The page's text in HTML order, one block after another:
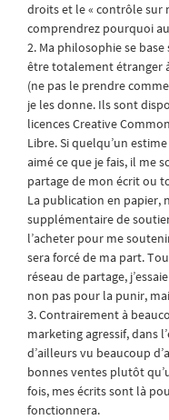
droits et le « contrôle sur
comprendrez pourquoi
2. Ma philosophie se
être totalement étranger
(ne pas le prendre
je les donne. Ils sont
licences Creative
Libre. Si quelqu’un
aimé ce que je fais, il me
partage de mon écrit ou
La publication en papier,
supplémentaire de
l’acheter pour me
sera forcé de ma part.
réseau de partage,
non pas pour la punir,
3. Contrairement à
marketing agressif, dans
d’ailleurs vu beaucoup
bonnes ventes plutôt
fois, mes écrits sont là
fonctionnera.